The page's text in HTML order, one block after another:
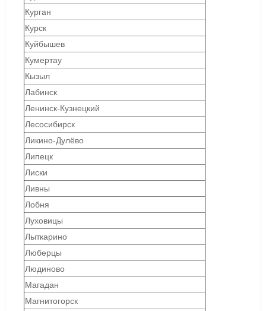
Курган
Курск
Куйбышев
Кумертау
Кызыл
Лабинск
Ленинск-Кузнецкий
Лесосибирск
Ликино-Дулёво
Липецк
Лиски
Ливны
Лобня
Луховицы
Лыткарино
Люберцы
Людиново
Магадан
Магнитогорск